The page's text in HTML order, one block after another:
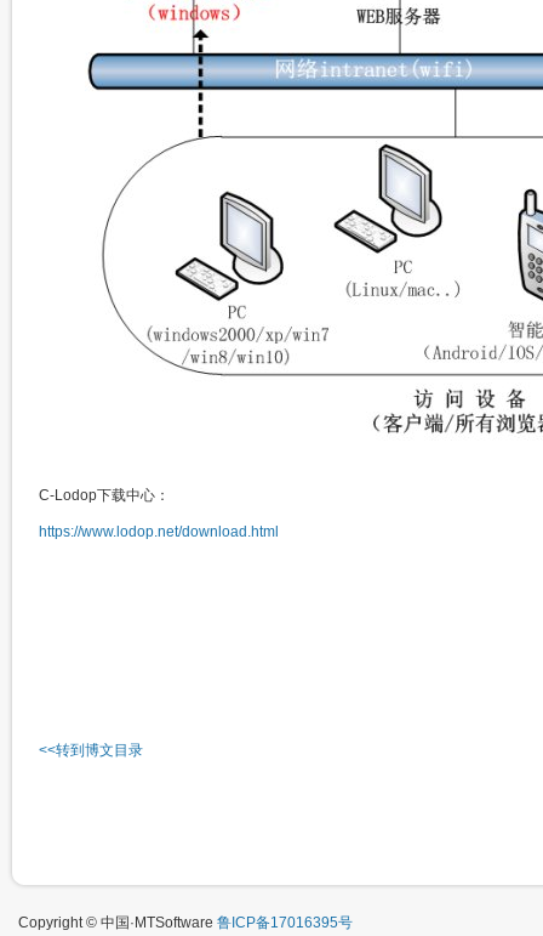
C-Lodop下载中心：
https://www.lodop.net/download.html
<<转到博文目录
Copyright © 中国·MTSoftware 鲁ICP备17016395号